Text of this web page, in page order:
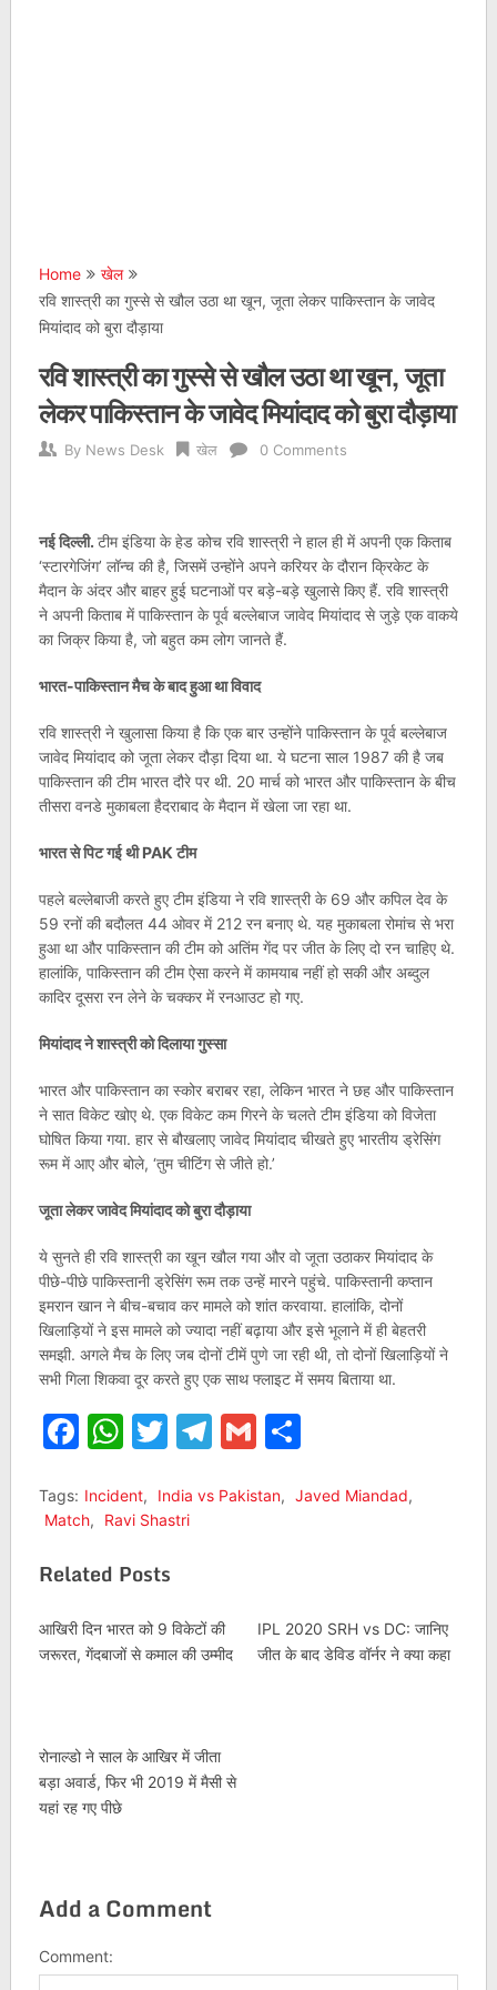
Home
खेल
रवि शास्त्री का गुस्से से खौल उठा था खून, जूता लेकर पाकिस्तान के जावेद
मियांदाद को बुरा दौड़ाया
रवि शास्त्री का गुस्से से खौल उठा था खून, जूता
लेकर पाकिस्तान के जावेद मियांदाद को बुरा दौड़ाया
By News Desk खेल 0 Comments
नई दिल्ली. टीम इंडिया के हेड कोच रवि शास्त्री ने हाल ही में अपनी एक किताब
‘स्टारगेजिंग’ लॉन्च की है, जिसमें उन्होंने अपने करियर के दौरान क्रिकेट के
मैदान के अंदर और बाहर हुई घटनाओं पर बड़े-बड़े खुलासे किए हैं. रवि शास्त्री
ने अपनी किताब में पाकिस्तान के पूर्व बल्लेबाज जावेद मियांदाद से जुड़े एक वाकये
का जिक्र किया है, जो बहुत कम लोग जानते हैं.
भारत-पाकिस्तान मैच के बाद हुआ था विवाद
रवि शास्त्री ने खुलासा किया है कि एक बार उन्होंने पाकिस्तान के पूर्व बल्लेबाज
जावेद मियांदाद को जूता लेकर दौड़ा दिया था. ये घटना साल 1987 की है जब
पाकिस्तान की टीम भारत दौरे पर थी. 20 मार्च को भारत और पाकिस्तान के बीच
तीसरा वनडे मुकाबला हैदराबाद के मैदान में खेला जा रहा था.
भारत से पिट गई थी PAK टीम
पहले बल्लेबाजी करते हुए टीम इंडिया ने रवि शास्त्री के 69 और कपिल देव के
59 रनों की बदौलत 44 ओवर में 212 रन बनाए थे. यह मुकाबला रोमांच से भरा
हुआ था और पाकिस्तान की टीम को अतिंम गेंद पर जीत के लिए दो रन चाहिए थे.
हालांकि, पाकिस्तान की टीम ऐसा करने में कामयाब नहीं हो सकी और अब्दुल
कादिर दूसरा रन लेने के चक्कर में रनआउट हो गए.
मियांदाद ने शास्त्री को दिलाया गुस्सा
भारत और पाकिस्तान का स्कोर बराबर रहा, लेकिन भारत ने छह और पाकिस्तान
ने सात विकेट खोए थे. एक विकेट कम गिरने के चलते टीम इंडिया को विजेता
घोषित किया गया. हार से बौखलाए जावेद मियांदाद चीखते हुए भारतीय ड्रेसिंग
रूम में आए और बोले, ‘तुम चीटिंग से जीते हो.’
जूता लेकर जावेद मियांदाद को बुरा दौड़ाया
ये सुनते ही रवि शास्त्री का खून खौल गया और वो जूता उठाकर मियांदाद के
पीछे-पीछे पाकिस्तानी ड्रेसिंग रूम तक उन्हें मारने पहुंचे. पाकिस्तानी कप्तान
इमरान खान ने बीच-बचाव कर मामले को शांत करवाया. हालांकि, दोनों
खिलाड़ियों ने इस मामले को ज्यादा नहीं बढ़ाया और इसे भूलाने में ही बेहतरी
समझी. अगले मैच के लिए जब दोनों टीमें पुणे जा रही थी, तो दोनों खिलाड़ियों ने
सभी गिला शिकवा दूर करते हुए एक साथ फ्लाइट में समय बिताया था.
Facebook
WhatsApp
Twitter
Telegram
GmailShare
Tags: Incident, India vs Pakistan, Javed Miandad,
Match, Ravi Shastri
Related Posts
आखिरी दिन भारत को 9 विकेटों की
जरूरत, गेंदबाजों से कमाल की उम्मीद
IPL 2020 SRH vs DC: जानिए
जीत के बाद डेविड वॉर्नर ने क्या कहा
रोनाल्डो ने साल के आखिर में जीता
बड़ा अवार्ड, फिर भी 2019 में मैसी से
यहां रह गए पीछे
Add a Comment
Comment: